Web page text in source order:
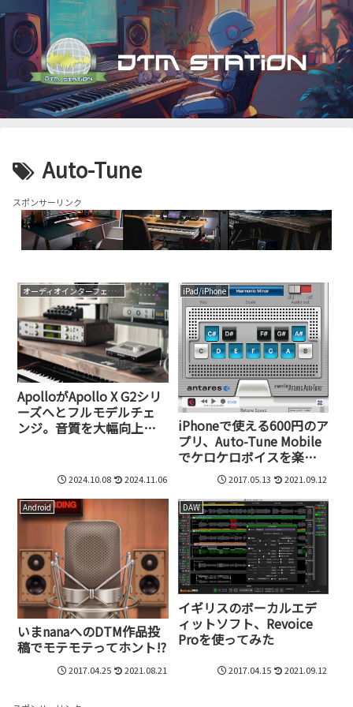
Auto-Tune
スポンサーリンク
オーディオインターフェイス
ApolloがApollo X G2シリ
ーズへとフルモデルチェ
ンジ。音質を大幅向上さ
ンにも対応2024.10.08 2024.11.06
iPad/iPhone
iPhoneで使える600円のア
プリ、Auto-Tune Mobile
でケロケロボイスを楽し
2017.05.13 2021.09.12
Android
いまnanaへのDTM作品投
稿でモテモテってホント!?
2017.04.25 2021.08.21
DAW
イギリスのボーカルエデ
ィットソフト、Revoice
Proを使ってみた
2017.04.15 2021.09.12